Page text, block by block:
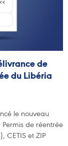
de
du Libéria
le nouveau
de réentrée
CETIS et ZIP